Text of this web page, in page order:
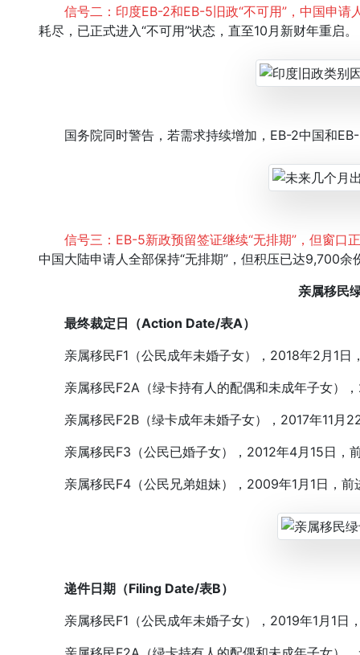
信号二：印度EB-2和EB-5旧政“不可用”，中国申请
耗尽，已正式进入“不可用”状态，直至10月新财年重启。
国务院同时警告，若需求持续增加，EB-2中国和
信号三：EB-5新政预留签证继续“无排期”，但窗口
中国大陆申请人全部保持“无排期”，但积压已达9,700余
亲属移民
最终裁定日（Action Date/表A）
亲属移民F1（公民成年未婚子女），2018年2月1日
亲属移民F2A（绿卡持有人的配偶和未成年子女），
亲属移民F2B（绿卡成年未婚子女），2017年11月
亲属移民F3（公民已婚子女），2012年4月15日，
亲属移民F4（公民兄弟姐妹），2009年1月1日，前
递件日期（Filing Date/表B）
亲属移民F1（公民成年未婚子女），2019年1月1日